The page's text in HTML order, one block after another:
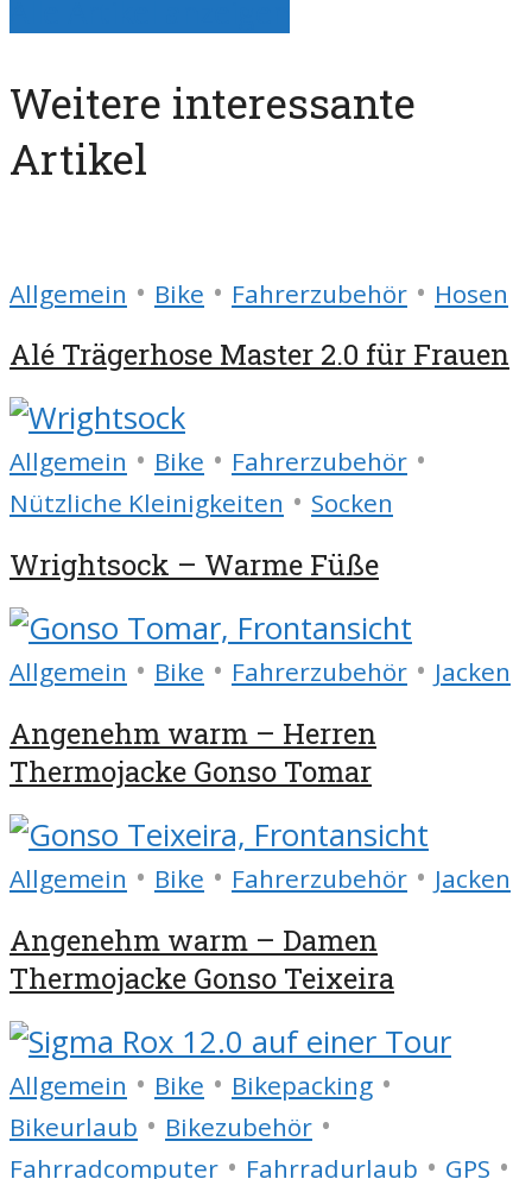
Weitere interessante
Artikel
Allgemein • Bike • Fahrerzubehör • Hosen
Alé Trägerhose Master 2.0 für Frauen
Allgemein • Bike • Fahrerzubehör •
Nützliche Kleinigkeiten • Socken
Wrightsock – Warme Füße
Allgemein • Bike • Fahrerzubehör • Jacken
Angenehm warm – Herren
Thermojacke Gonso Tomar
Allgemein • Bike • Fahrerzubehör • Jacken
Angenehm warm – Damen
Thermojacke Gonso Teixeira
Allgemein • Bike • Bikepacking •
Bikeurlaub • Bikezubehör •
Fahrradcomputer • Fahrradurlaub • GPS •